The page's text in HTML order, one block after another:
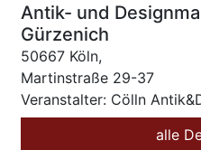
Antik- und
Gürzenich
50667 Köln,
Martinstraße 29-37
Veranstalter: Cölln
alle